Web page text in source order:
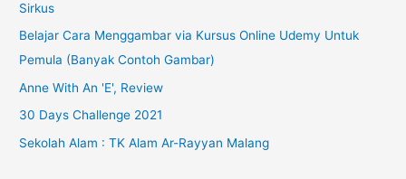
Sirkus
Belajar Cara Menggambar via Kursus Online Udemy Untuk
Pemula (Banyak Contoh Gambar)
Anne With An 'E', Review
30 Days Challenge 2021
Sekolah Alam : TK Alam Ar-Rayyan Malang